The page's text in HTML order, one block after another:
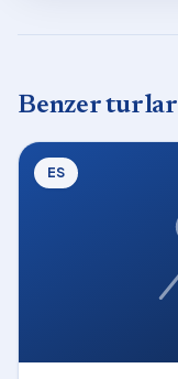
Benzer turlar
ES